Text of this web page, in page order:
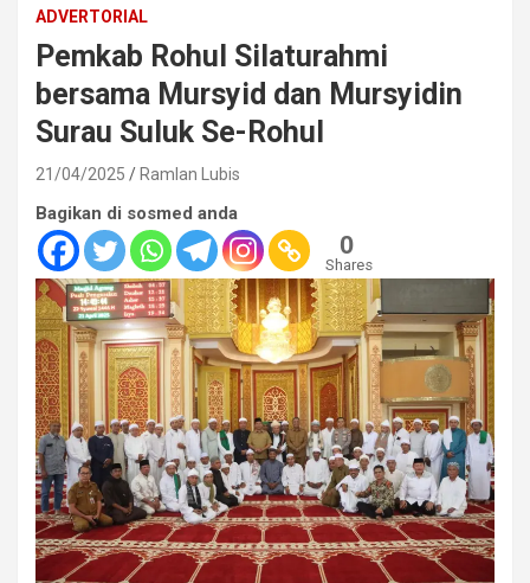
ADVERTORIAL
Pemkab Rohul Silaturahmi
bersama Mursyid dan Mursyidin
Surau Suluk Se-Rohul
21/04/2025 Ramlan Lubis
Bagikan di sosmed anda
0
Shares